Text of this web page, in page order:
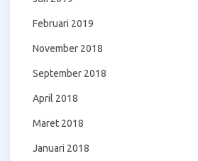
Februari 2019
November 2018
September 2018
April 2018
Maret 2018
Januari 2018